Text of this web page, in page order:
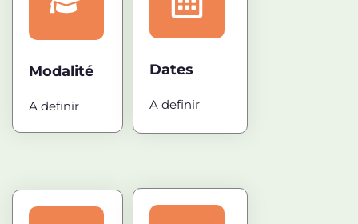
Modalité
A definir
Dates
A definir